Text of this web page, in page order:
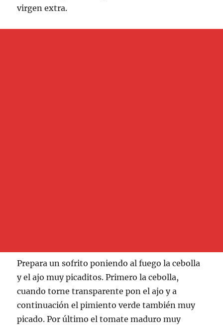
virgen extra.
Prepara un sofrito poniendo al fuego la cebolla
y el ajo muy picaditos. Primero la cebolla,
cuando torne transparente pon el ajo y a
continuación el pimiento verde también muy
picado. Por último el tomate maduro muy